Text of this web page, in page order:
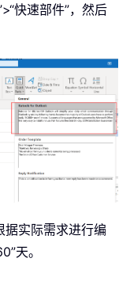
快速部件”，然后
据实际需求进行编
天。